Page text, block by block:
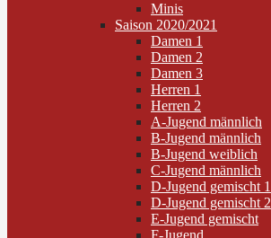
Minis
Saison 2020/2021
Damen 1
Damen 2
Damen 3
Herren 1
Herren 2
A-Jugend männlich
B-Jugend männlich
B-Jugend weiblich
C-Jugend männlich
D-Jugend gemischt 1
D-Jugend gemischt 2
E-Jugend gemischt
F-Jugend